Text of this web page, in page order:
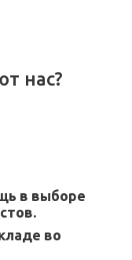
нас?
в выборе
во